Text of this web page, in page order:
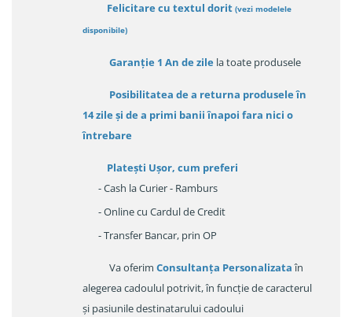
Felicitare cu textul dorit (vezi modelele
disponibile)
Garanție 1 An de zile la toate produsele
Posibilitatea de a returna produsele în
14 zileși de a primi banii înapoi fara nici o
întrebare
Platești Ușor, cum preferi
- Cash la Curier - Ramburs
- Online cu Cardul de Credit
- Transfer Bancar, prin OP
Va oferim Consultanța Personalizataîn
alegerea cadoulul potrivit, în funcție de caracterul
și pasiunile destinatarului cadoului